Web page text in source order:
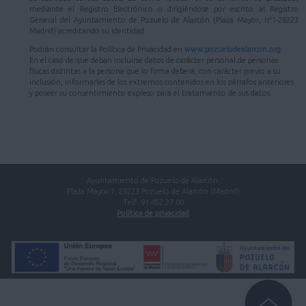
mediante el Registro Electrónico o dirigiéndose por escrito al Registro
General del Ayuntamiento de Pozuelo de Alarcón (Plaza Mayor, nº1-28223
Madrid) acreditando su identidad.
Podrán consultar la Política de Privacidad en www.pozuelodealarcon.org
En el caso de que deban incluirse datos de carácter personal de personas
físicas distintas a la persona que lo firma deberá, con carácter previo a su
inclusión, informarles de los extremos contenidos en los párrafos anteriores
y poseer su consentimiento expreso para el tratamiento de sus datos.
Ayuntamiento de Pozuelo de Alarcón.
Plaza Mayor 1, 28223 Pozuelo de Alarcón (Madrid)
Telf. 91 452 27 00
Política de privacidad